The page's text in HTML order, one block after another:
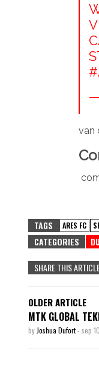
van
TAGS ARES FC
CATEGORIES
SHARE THIS
OLDER ARTICLE
MTK GLOBAL
by Joshua Dufort- sep